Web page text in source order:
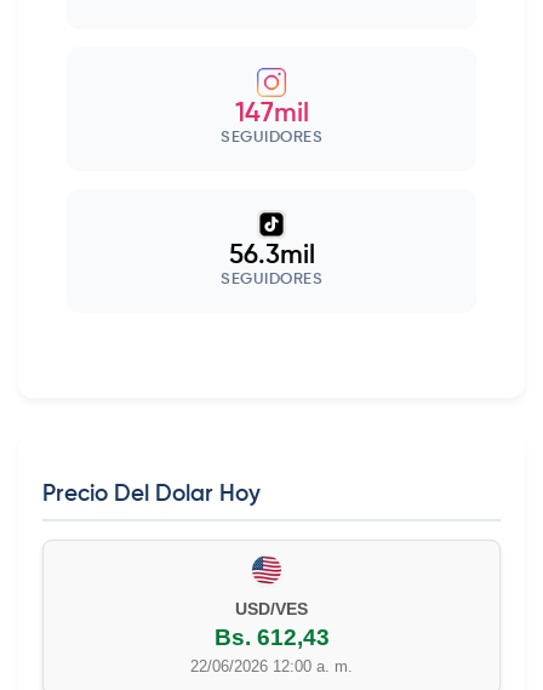
147mil
SEGUIDORES
56.3mil
SEGUIDORES
Precio Del Dolar Hoy
USD/VES
Bs. 612,43
22/06/2026 12:00 a. m.